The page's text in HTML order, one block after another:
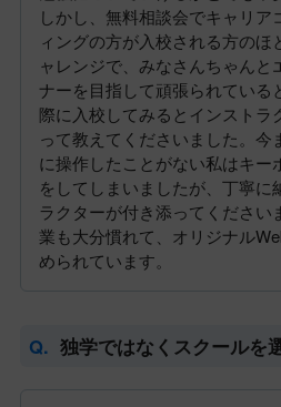
しかし、無料相談会でキャリア
ィングの方が入校される方の
ャレンジで、みなさんちゃんと
ナーを目指して頑張られている
際に入校してみるとインストラ
って教えてくださいました。今
に操作したことがない私はキー
をしてしまいましたが、丁寧に
ラクターが付き添ってください
業も大分慣れて、オリジナル
められています。
独学ではなくスクールを